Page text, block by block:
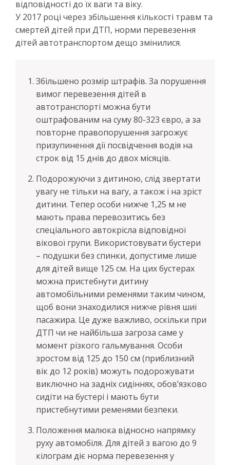
відповідності до їх ваги та віку.
У 2017 році через збільшення кількості травм та
смертей дітей при ДТП, норми перевезення
дітей автотранспортом дещо змінилися.
Збільшено розмір штрафів. За порушення
вимог перевезення дітей в
автотранспорті можна бути
оштрафованим на суму 80-323 євро, а за
повторне правопорушення загрожує
призупинення дії посвідчення водія на
строк від 15 днів до двох місяців.
Подорожуючи з дитиною, слід звертати
увагу не тільки на вагу, а також і на зріст
дитини. Тепер особи нижче 1,25 м не
мають права перевозитись без
спеціального автокрісла відповідної
вікової групи. Використовувати бустери
– подушки без спинки, допустиме лише
для дітей вище 125 см. На цих бустерах
можна пристебнути дитину
автомобільними ременями таким чином,
щоб вони знаходилися нижче рівня шиї
пасажира. Це дуже важливо, оскільки при
ДТП чи не найбільша загроза саме у
момент різкого гальмування. Особи
зростом від 125 до 150 см (приблизний
вік до 12 років) можуть подорожувати
виключно на задніх сидіннях, обов’язково
сидіти на бустері і мають бути
пристебнутими ременями безпеки.
Положення малюка відносно напрямку
руху автомобіля. Для дітей з вагою до 9
кілограм діє норма перевезення у